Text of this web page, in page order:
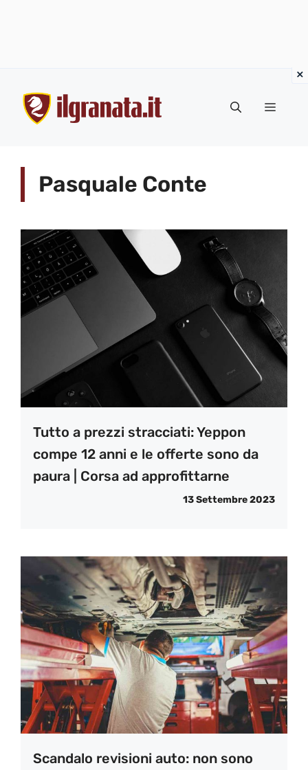
contenuto
Menu
Pasquale Conte
Tutto a prezzi stracciati: Yeppon
compe 12 anni e le offerte sono da
paura | Corsa ad approfittarne
13 Settembre 2023
Scandalo revisioni auto: non sono